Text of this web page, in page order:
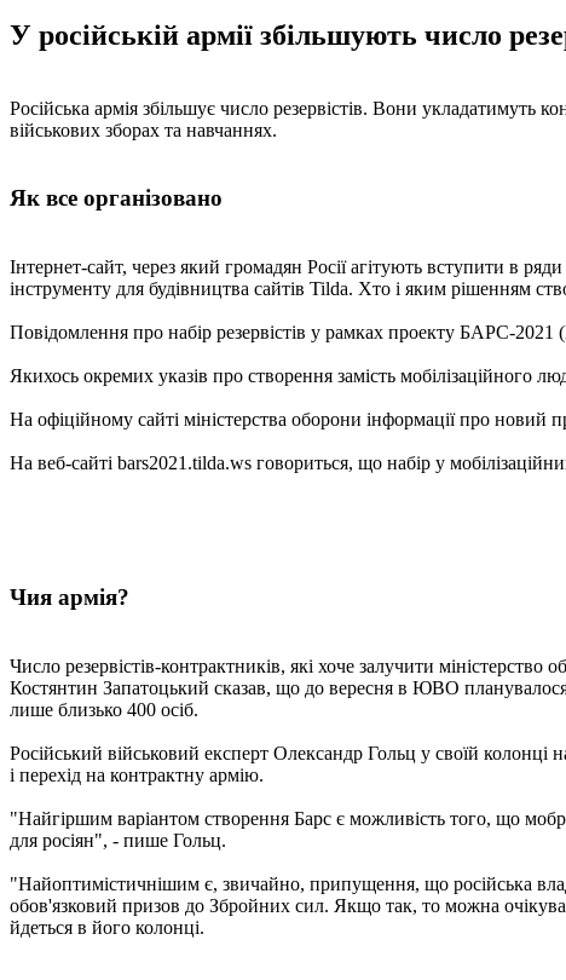
У російській армії збільшують число
Російська армія збільшує число резервістів. Вони укладатимуть
військових зборах та навчаннях.
Як все організовано
Інтернет-сайт, через який громадян Росії агітують вступити в
інструменту для будівництва сайтів Tilda. Хто і яким рішенням
Повідомлення про набір резервістів у рамках проекту БАРС-2021
Якихось окремих указів про створення замість мобілізаційного
На офіційному сайті міністерства оборони інформації про новий
На веб-сайті bars2021.tilda.ws говориться, що набір у
Чия армія?
Число резервістів-контрактників, які хоче залучити
Костянтин Запатоцький сказав, що до вересня в ЮВО
лише близько 400 осіб.
Російський військовий експерт Олександр Гольц у своїй колонці
і перехід на контрактну армію.
"Найгіршим варіантом створення Барс є можливість того, що
для росіян", - пише Гольц.
"Найоптимістичнішим є, звичайно, припущення, що російська
обов'язковий призов до Збройних сил. Якщо так, то можна
йдеться в його колонці.